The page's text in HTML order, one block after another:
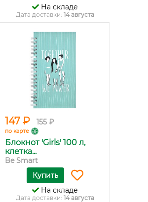
На складе
Дата доставки: 14 августа
147 ₽ 155 ₽
по карте
Блокнот 'Girls' 100 л,
клетка...
Be Smart
Купить
На складе
Дата доставки: 14 августа